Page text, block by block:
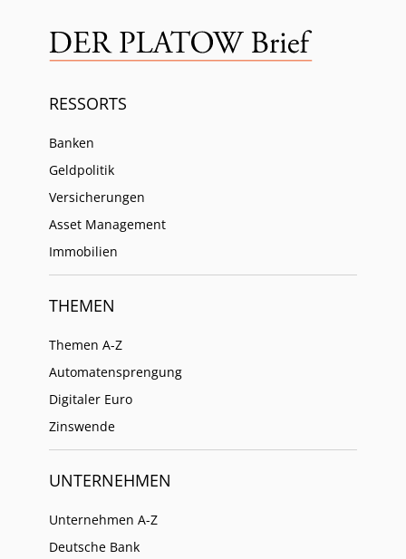
RESSORTS
Banken
Geldpolitik
Versicherungen
Asset Management
Immobilien
THEMEN
Themen A-Z
Automatensprengung
Digitaler Euro
Zinswende
UNTERNEHMEN
Unternehmen A-Z
Deutsche Bank